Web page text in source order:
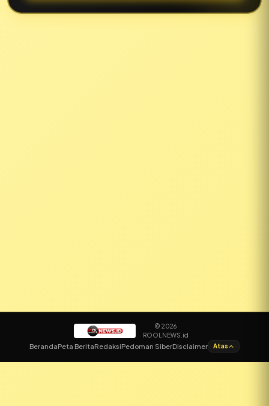
✕
© 2026
ROOLNEWS.id
BerandaPeta BeritaRedaksiPedoman SiberDisclaimer Atas